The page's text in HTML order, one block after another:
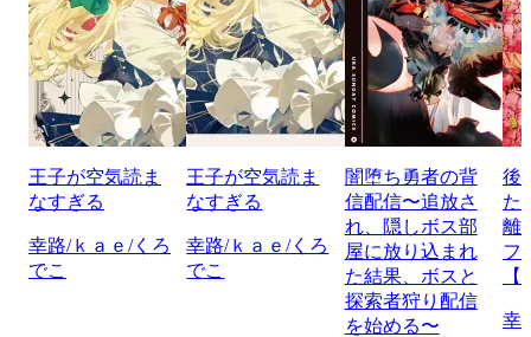
王子が空気読ま
なすぎる
幸路/ｋａｅ/くろ
でこ
王子が空気読ま
なすぎる
幸路/ｋａｅ/くろ
でこ
闇堕ち勇者の背
信配信〜追放さ
れ、隠しボス部
屋に放り込まれ
た結果、ボスと
探索者狩り配信
を始める〜
後
た
離
フ
幸